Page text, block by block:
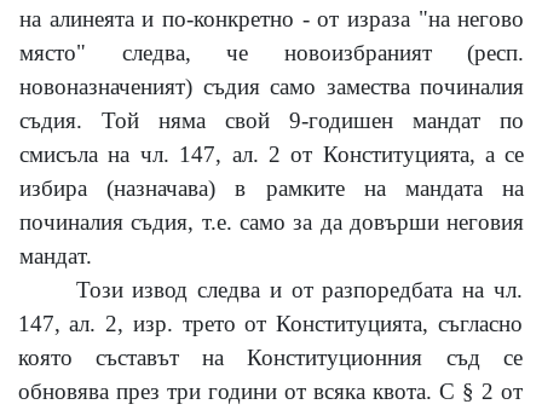
на алинеята и по-конкретно -от израза "на негово
място" следва, че новоизбраният (респ.
новоназначеният) съдия само замества починалия
съдия. Той няма свой 9-годишен мандат по
смисъла на чл. 147, ал. 2от Конституцията, а се
избира (назначава) в рамките на мандата на
починалия съдия, т.е. само за да довърши неговия
мандат.
Този извод следва и от разпоредбата на чл.
147,ал. 2, изр. трето от Конституцията, съгласно
която съставът на Конституционния съд се
обновява през три години от всяка квота. С § 2от